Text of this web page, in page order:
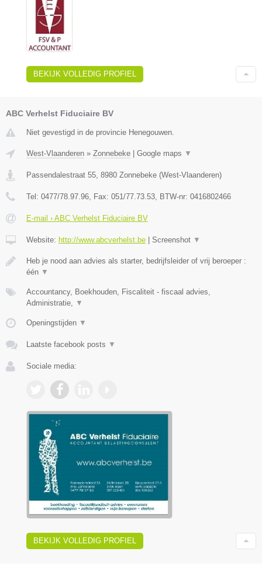
BEKIJK VOLLEDIG PROFIEL
ABC Verhelst Fiduciaire BV
Niet gevestigd in de provincie Henegouwen.
West-Vlaanderen » Zonnebeke Google maps ▼
Passendalestraat 55, 8980 Zonnebeke (West-Vlaanderen)
Tel: 0477/78.97.96, Fax: 051/77.73.53, BTW-nr: 0416802466
E-mail › ABC Verhelst Fiduciaire BV
Website: http://www.abcverhelst.be Screenshot ▼
Heb je nood aan advies als starter, bedrijfsleider of vrij beroeper :
één ▼
Accountancy, Boekhouden, Fiscaliteit - fiscaal advies,
Administratie, ▼
Openingstijden ▼
Laatste facebook posts ▼
Sociale media:
BEKIJK VOLLEDIG PROFIEL